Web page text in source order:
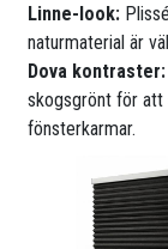
Linne-look:
naturmaterial är
Dova kontraster:
skogsgrönt för att
fönsterkarmar.